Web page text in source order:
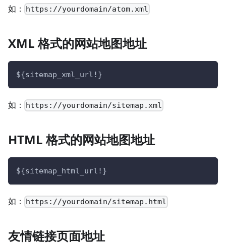
如： https://yourdomain/atom.xml
XML 格式的网站地图地址
${sitemap_xml_url!}
如： https://yourdomain/sitemap.xml
HTML 格式的网站地图地址
${sitemap_html_url!}
如： https://yourdomain/sitemap.html
友情链接页面地址